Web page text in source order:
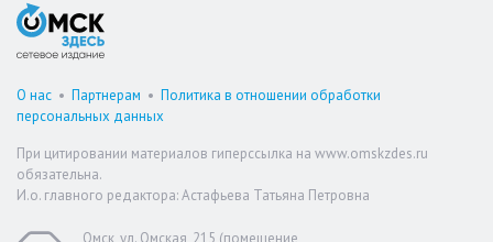
О нас • Партнерам • Политика в отношении обработки
персональных данных
При цитировании материалов гиперссылка на www.omskzdes.ru
обязательна.
И.о. главного редактора: Астафьева Татьяна Петровна